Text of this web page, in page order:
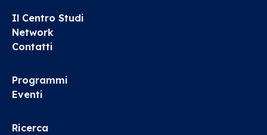
Il Centro Studi
Network
Contatti
Programmi
Eventi
Ricerca